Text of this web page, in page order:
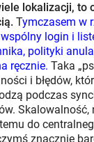
lokalizacji, to
Tymczasem w
login i
polityki
ręcznie. Taka
i błędów,
podczas
Skalowalność,
do
znacznie